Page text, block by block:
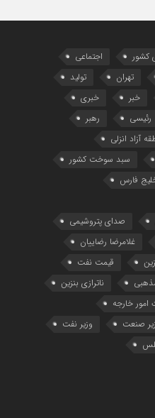
کشور
اجتماعی
تهران
تولید
خبر
خبری
رئیسی
رهبر
آزاد انزلی
سبد سوخت کشور
فارس
صدای پتروشیمی
غلامرضا رضاییان
قیمت نفت
ناترازی بنزین
امور خارجه
صنعت
وزیر نفت